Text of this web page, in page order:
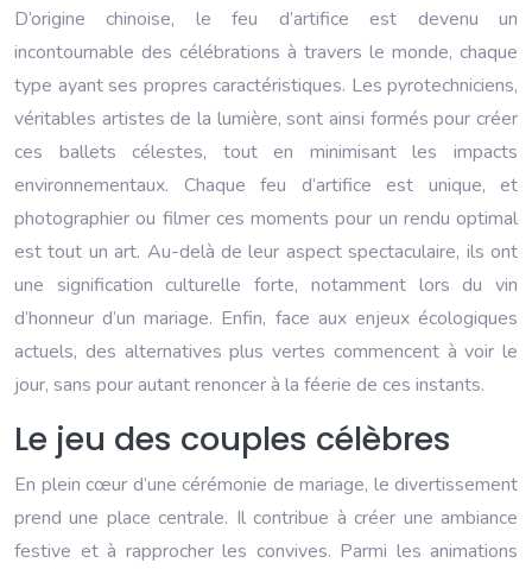
D’origine chinoise, le feu d’artifice est devenu un
incontournable des célébrations à travers le monde, chaque
type ayant ses propres caractéristiques. Les pyrotechniciens,
véritables artistes de la lumière, sont ainsi formés pour créer
ces ballets célestes, tout en minimisant les impacts
environnementaux. Chaque feu d’artifice est unique, et
photographier ou filmer ces moments pour un rendu optimal
est tout un art. Au-delà de leur aspect spectaculaire, ils ont
une signification culturelle forte, notamment lors du vin
d’honneur d’un mariage. Enfin, face aux enjeux écologiques
actuels, des alternatives plus vertes commencent à voir le
jour, sans pour autant renoncer à la féerie de ces instants.
Le jeu des couples célèbres
En plein cœur d’une cérémonie de mariage, le divertissement
prend une place centrale. Il contribue à créer une ambiance
festive et à rapprocher les convives. Parmi les animations